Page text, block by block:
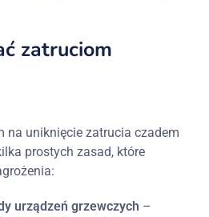
zatruciom
na uniknięcie zatrucia czadem
prostych zasad, które
urządzeń grzewczych –